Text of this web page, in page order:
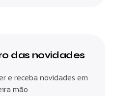
das novidades
e receba novidades em
mão